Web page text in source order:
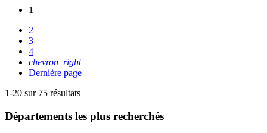
1
2
3
4
chevron_right
Dernière page
1-20 sur 75 résultats
Départements les plus recherchés